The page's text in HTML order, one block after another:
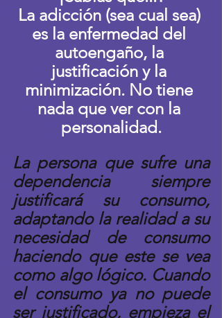
La adicción (sea cual sea)
es la enfermedad del
autoengaño, la
justificación y la
minimización. No tiene
nada que ver con la
personalidad.
La persona que sufre una
dependencia siempre
justificará su consumo,
adaptando la realidad a su
necesidad de consumo
haciendo que este se vea
como algo lógico. Cuando
el consumo ya no puede
ser justificado, empieza el